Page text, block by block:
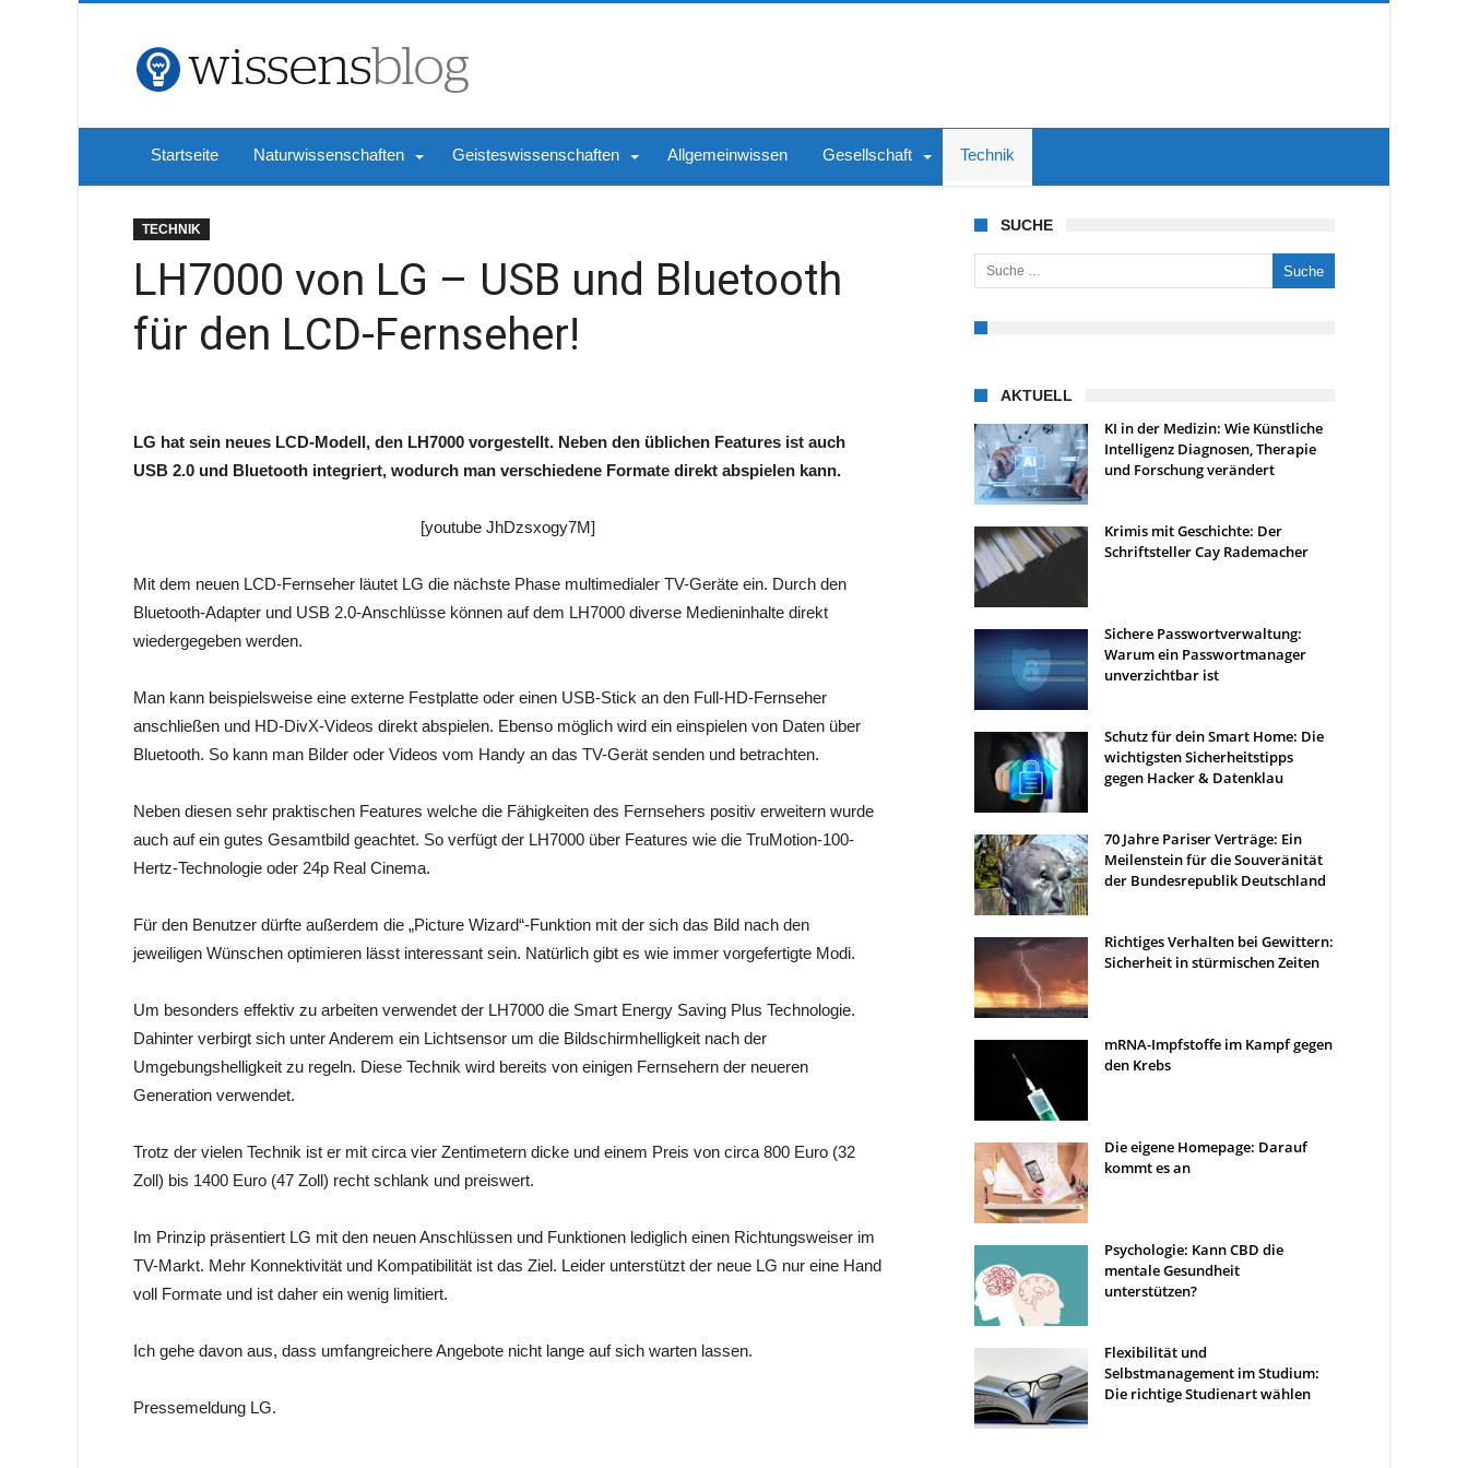
Startseite Naturwissenschaften Geisteswissenschaften Allgemeinwissen Gesellschaft Technik
TECHNIK
LH7000 von LG – USB und Bluetooth
für den LCD-Fernseher!
LG hat sein neues LCD-Modell, den LH7000 vorgestellt. Neben den üblichen Features ist auch
USB 2.0 und Bluetooth integriert, wodurch man verschiedene Formate direkt abspielen kann.
[youtube JhDzsxogy7M]
Mit dem neuen LCD-Fernseher läutet LG die nächste Phase multimedialer TV-Geräte ein. Durch den
Bluetooth-Adapter und USB 2.0-Anschlüsse können auf dem LH7000 diverse Medieninhalte direkt
wiedergegeben werden.
Man kann beispielsweise eine externe Festplatte oder einen USB-Stick an den Full-HD-Fernseher
anschließen und HD-DivX-Videos direkt abspielen. Ebenso möglich wird ein einspielen von Daten über
Bluetooth. So kann man Bilder oder Videos vom Handy an das TV-Gerät senden und betrachten.
Neben diesen sehr praktischen Features welche die Fähigkeiten des Fernsehers positiv erweitern wurde
auch auf ein gutes Gesamtbild geachtet. So verfügt der LH7000 über Features wie die TruMotion-100-
Hertz-Technologie oder 24p Real Cinema.
Für den Benutzer dürfte außerdem die „Picture Wizard“-Funktion mit der sich das Bild nach den
jeweiligen Wünschen optimieren lässt interessant sein. Natürlich gibt es wie immer vorgefertigte Modi.
Um besonders effektiv zu arbeiten verwendet der LH7000 die Smart Energy Saving Plus Technologie.
Dahinter verbirgt sich unter Anderem ein Lichtsensor um die Bildschirmhelligkeit nach der
Umgebungshelligkeit zu regeln. Diese Technik wird bereits von einigen Fernsehern der neueren
Generation verwendet.
Trotz der vielen Technik ist er mit circa vier Zentimetern dicke und einem Preis von circa 800 Euro (32
Zoll) bis 1400 Euro (47 Zoll) recht schlank und preiswert.
Im Prinzip präsentiert LG mit den neuen Anschlüssen und Funktionen lediglich einen Richtungsweiser im
TV-Markt. Mehr Konnektivität und Kompatibilität ist das Ziel. Leider unterstützt der neue LG nur eine Hand
voll Formate und ist daher ein wenig limitiert.
Ich gehe davon aus, dass umfangreichere Angebote nicht lange auf sich warten lassen.
Pressemeldung LG.
SUCHE
Suche nach:
AKTUELL
KI in der Medizin: Wie Künstliche
Intelligenz Diagnosen, Therapie
und Forschung verändert
Krimis mit Geschichte: Der
Schriftsteller Cay Rademacher
Sichere Passwortverwaltung:
Warum ein Passwortmanager
unverzichtbar ist
Schutz für dein Smart Home: Die
wichtigsten Sicherheitstipps
gegen Hacker & Datenklau
70 Jahre Pariser Verträge: Ein
Meilenstein für die Souveränität
der Bundesrepublik Deutschland
Richtiges Verhalten bei Gewittern:
Sicherheit in stürmischen Zeiten
mRNA-Impfstoffe im Kampf gegen
den Krebs
Die eigene Homepage: Darauf
kommt es an
Psychologie: Kann CBD die
mentale Gesundheit
unterstützen?
Flexibilität und
Selbstmanagement im Studium:
Die richtige Studienart wählen